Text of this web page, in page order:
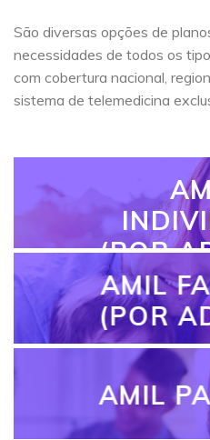
São diversas opções de
necessidades de todos os
com cobertura nacional,
sistema de telemedicina
(POR
AMIL
(POR
AMIL